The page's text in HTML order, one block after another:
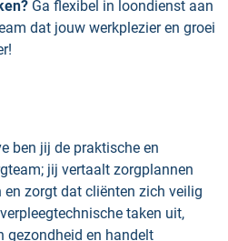
Ga flexibel in loondienst aan
dat jouw werkplezier en groei
ben jij de praktische en
jij vertaalt zorgplannen
zorgt dat cliënten zich veilig
taken uit,
gezondheid en handelt